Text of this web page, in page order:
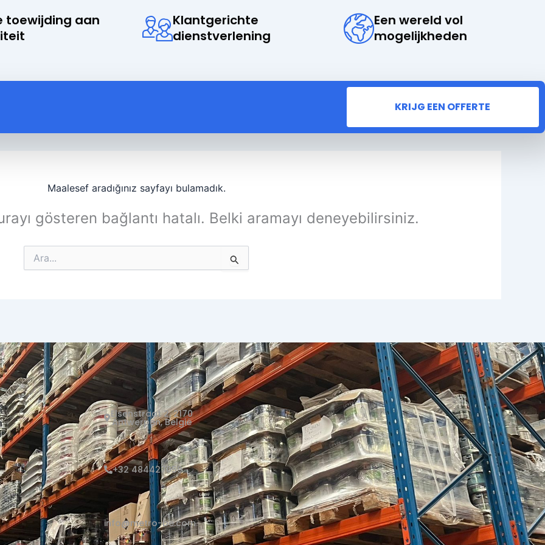
toewijding aan
Klantgerichte
dienstverlening
Een wereld vol
mogelijkheden
KRIJG EEN OFFERTE
Maalesef aradığınız sayfayı bulamadık.
gösteren bağlantı hatalı. Belki aramayı deneyebilirsiniz.
Search
for:
Elsenstraat 2, 2170
Antwerpen, België
+32 484427059
info@metro-be.com